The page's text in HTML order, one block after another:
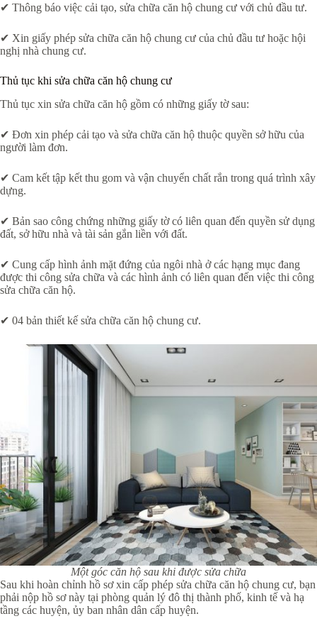
✔ Thông báo việc cải tạo, sửa chữa căn hộ chung cư với chủ đầu tư.
✔ Xin giấy phép sửa chữa căn hộ chung cư của chủ đầu tư hoặc hội
nghị nhà chung cư.
Thủ tục khi sửa chữa căn hộ chung cư
Thủ tục xin sửa chữa căn hộ gồm có những giấy tờ sau:
✔ Đơn xin phép cải tạo và sửa chữa căn hộ thuộc quyền sở hữu của
người làm đơn.
✔ Cam kết tập kết thu gom và vận chuyển chất rắn trong quá trình xây
dựng.
✔ Bản sao công chứng những giấy tờ có liên quan đến quyền sử dụng
đất, sở hữu nhà và tài sản gắn liền với đất.
✔ Cung cấp hình ảnh mặt đứng của ngôi nhà ở các hạng mục đang
được thi công sửa chữa và các hình ảnh có liên quan đến việc thi công
sửa chữa căn hộ.
✔ 04 bản thiết kế sửa chữa căn hộ chung cư.
Một góc căn hộ sau khi được sửa chữa
Sau khi hoàn chỉnh hồ sơ xin cấp phép sửa chữa căn hộ chung cư, bạn
phải nộp hồ sơ này tại phòng quản lý đô thị thành phố, kinh tế và hạ
tầng các huyện, ủy ban nhân dân cấp huyện.